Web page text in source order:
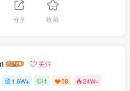
分享 收藏
关注
1.6W+ 1 58 24W+